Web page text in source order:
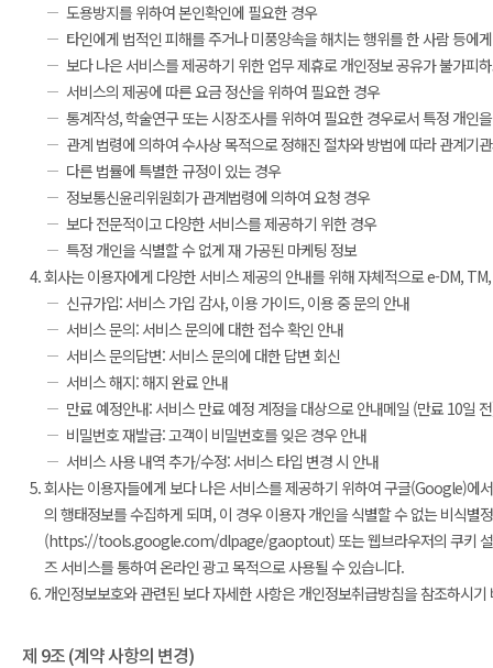
도용방지를 위하여 본인확인에 필요한 경우
타인에게 법적인 피해를 주거나 미풍양속을 해치는 행위를 한 사람 등에
보다 나은 서비스를 제공하기 위한 업무 제휴로 개인정보 공유가 불가피
서비스의 제공에 따른 요금 정산을 위하여 필요한 경우
통계작성, 학술연구 또는 시장조사를 위하여 필요한 경우로서 특정 개인
관계 법령에 의하여 수사상 목적으로 정해진 절차와 방법에 따라 관계기
다른 법률에 특별한 규정이 있는 경우
정보통신윤리위원회가 관계법령에 의하여 요청 경우
보다 전문적이고 다양한 서비스를 제공하기 위한 경우
특정 개인을 식별할 수 없게 재 가공된 마케팅 정보
회사는 이용자에게 다양한 서비스 제공의 안내를 위해 자체적으로 e-DM,
신규가입: 서비스 가입 감사, 이용 가이드, 이용 중 문의 안내
서비스 문의: 서비스 문의에 대한 접수 확인 안내
서비스 문의답변: 서비스 문의에 대한 답변 회신
서비스 해지: 해지 완료 안내
만료 예정안내: 서비스 만료 예정 계정을 대상으로 안내메일 (만료 10일
비밀번호 재발급: 고객이 비밀번호를 잊은 경우 안내
서비스 사용 내역 추가/수정: 서비스 타입 변경 시 안내
회사는 이용자들에게 보다 나은 서비스를 제공하기 위하여 구글(Google)에
의 행태정보를 수집하게 되며, 이 경우 이용자 개인을 식별할 수 없는 비식
(https://tools.google.com/dlpage/gaoptout) 또는 웹브라우저의 쿠키 설정
즈 서비스를 통하여 온라인 광고 목적으로 사용될 수 있습니다.
개인정보보호와 관련된 보다 자세한 사항은 개인정보취급방침을 참조하시기
제 9조 (계약 사항의 변경)